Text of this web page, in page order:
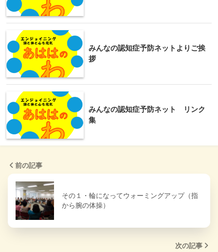
みんなの認知症予防ネットよりご挨
拶
みんなの認知症予防ネット リンク
集
前の記事
その１・輪になってウォーミングアップ（指
から腕の体操）
次の記事